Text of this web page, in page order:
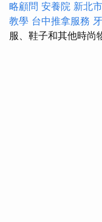
略顧問 安養院 新北市
教學 台中推拿服務
服、鞋子和其他時尚